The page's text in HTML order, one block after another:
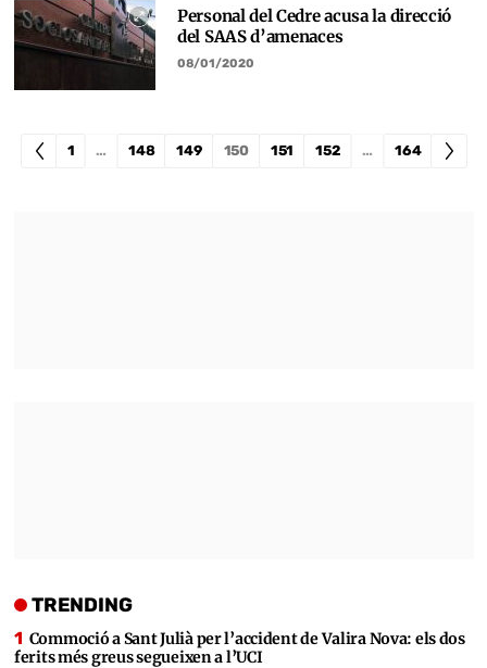
Personal del Cedre acusa la direcció
del SAAS d’amenaces
08/01/2020
1 … 148 149 150 151 152 … 164
TRENDING
Commoció a Sant Julià per l’accident de Valira Nova: els dos
ferits més greus segueixen a l’UCI